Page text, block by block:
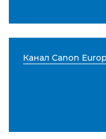
Канал Canon